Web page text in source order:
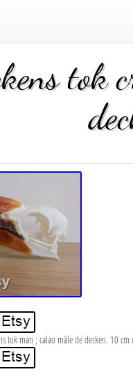
tok
tok man ; calao mâle de decken. 10